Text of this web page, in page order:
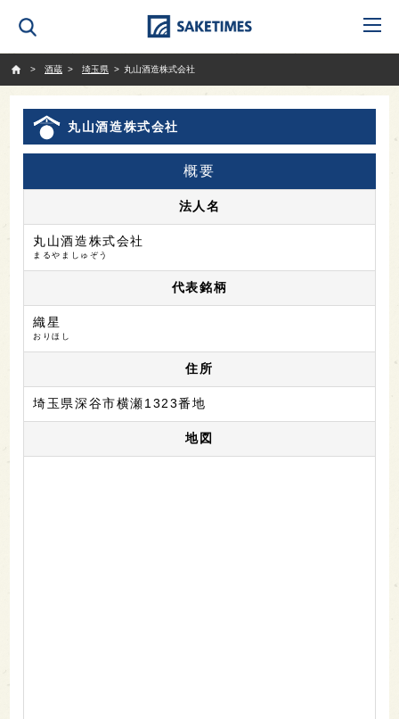
酒蔵
埼玉県 丸山酒造株式会社
丸山酒造株式会社
概要
法人名
丸山酒造株式会社
まるやましゅぞう
代表銘柄
織星
おりほし
住所
埼玉県深谷市横瀬1323番地
地図